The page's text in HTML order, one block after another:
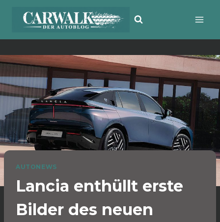
Inhalt
AUTONEWS
Lancia enthüllt erste
Bilder des neuen